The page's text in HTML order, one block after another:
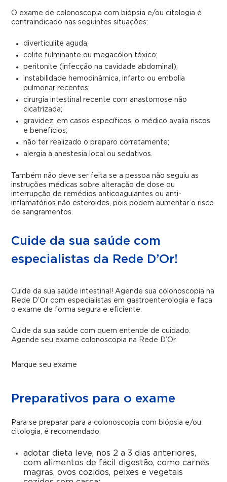
O exame de colonoscopia com biópsia e/ou citologia é
contraindicado nas seguintes situações:
diverticulite aguda;
colite fulminante ou megacólon tóxico;
peritonite (infecção na cavidade abdominal);
instabilidade hemodinâmica, infarto ou embolia
pulmonar recentes;
cirurgia intestinal recente com anastomose não
cicatrizada;
gravidez, em casos específicos, o médico avalia riscos
e benefícios;
não ter realizado o preparo corretamente;
alergia à anestesia local ou sedativos.
Também não deve ser feita se a pessoa não seguiu as
instruções médicas sobre alteração de dose ou
interrupção de remédios anticoagulantes ou anti-
inflamatórios não esteroides, pois podem aumentar o risco
de sangramentos.
Cuide da sua saúde com
especialistas da Rede D’Or!
Cuide da sua saúde intestinal! Agende sua colonoscopia na
Rede D’Or com especialistas em gastroenterologia e faça
o exame de forma segura e eficiente.
Cuide da sua saúde com quem entende de cuidado.
Agende seu exame colonoscopia na Rede D’Or.
Marque seu exame
Preparativos para o exame
Para se preparar para a colonoscopia com biópsia e/ou
citologia, é recomendado:
adotar dieta leve, nos 2 a 3 dias anteriores,
com alimentos de fácil digestão, como carnes
magras, ovos cozidos, peixes e vegetais